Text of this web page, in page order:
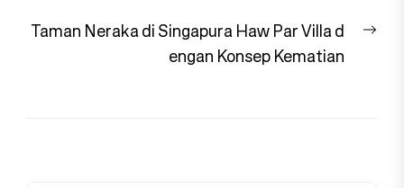
Taman Neraka di Singapura Haw Par Villa d
engan Konsep Kematian